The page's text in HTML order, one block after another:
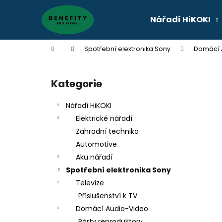
Nářadí HiKOKI
Domů Spotřební elektronika Sony Domácí
Přeskočit
kategorie
Kategorie
Nářadí HiKOKI
Elektrické nářadí
Zahradní technika
Automotive
Aku nářadí
Spotřební elektronika Sony
Televize
Příslušenství k TV
Domácí Audio-Video
í
Zpět
do
Zpět
do